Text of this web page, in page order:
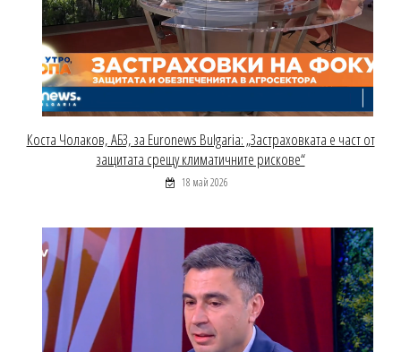
Коста Чолаков, АБЗ, за Euronews Bulgaria: „Застраховката е част от
защитата срещу климатичните рискове“
18 май 2026